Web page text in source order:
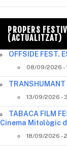
PROPERS
(ACTUALITZAT)
OFFSIDE FEST.
08/09/2026 -
TRANSHUMANT
13/09/2026 -
TABACA FILM
Cinema Mitològic
18/09/2026 -